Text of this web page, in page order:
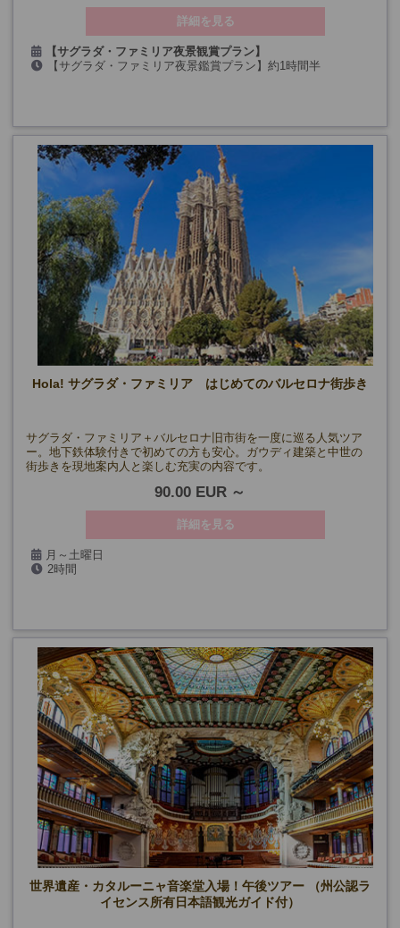
詳細を見る
【サグラダ・ファミリア夜景観賞プラン】
月～金曜日(5/25、6/24、9/11・24、10/12、12/8・24・25・31、
《10月まで》月・水・金曜日(4/3・6、5/1・25、6/24、9/11、
10/12を除く)
《11月～》月～金曜日(12/8・24・25・31、1/1・6、3/26・29を除
く)
【サグラダ・ファミリア夜景鑑賞プラン】約1時間半
Hola! サグラダ・ファミリア はじめてのバルセロナ街歩き
サグラダ・ファミリア＋バルセロナ旧市街を一度に巡る人気ツア
ー。地下鉄体験付きで初めての方も安心。ガウディ建築と中世の
街歩きを現地案内人と楽しむ充実の内容です。
90.00 EUR
詳細を見る
月～土曜日
2時間
世界遺産・カタルーニャ音楽堂入場！午後ツアー （州公認ラ
イセンス所有日本語観光ガイド付）